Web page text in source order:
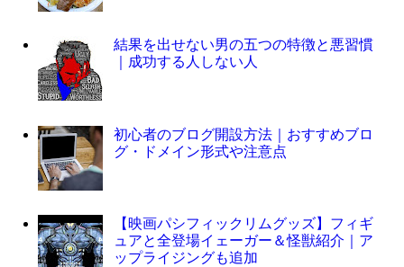
結果を出せない男の五つの特徴と悪習慣
｜成功する人しない人
初心者のブログ開設方法｜おすすめブロ
グ・ドメイン形式や注意点
【映画パシフィックリムグッズ】フィギ
ュアと全登場イェーガー＆怪獣紹介｜ア
ップライジングも追加